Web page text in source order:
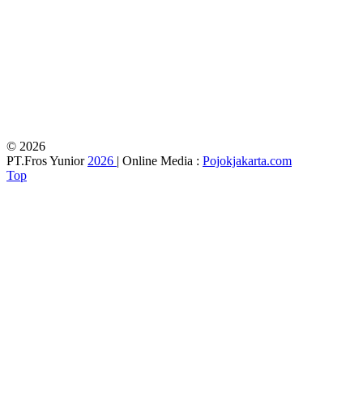
© 2026
PT.Fros Yunior2026 | Online Media : Pojokjakarta.com
Top